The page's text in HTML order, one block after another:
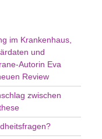
im Krankenhaus,
und
Autorin Eva
Review
zwischen